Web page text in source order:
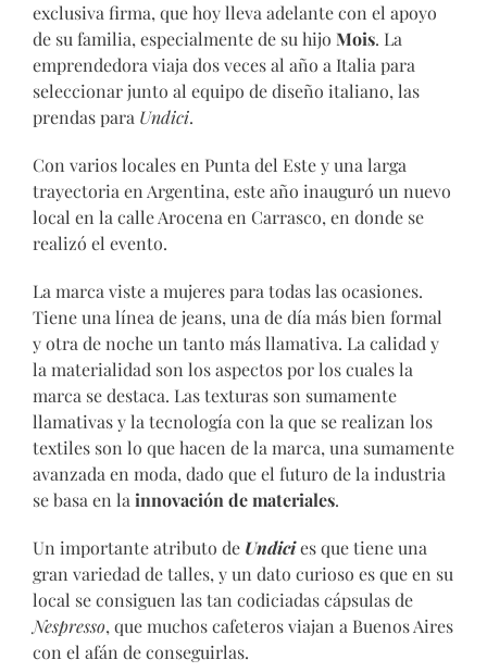
exclusiva firma, que hoy lleva adelante con el apoyo
de su familia, especialmente de su hijo Mois. La
emprendedora viaja dos veces al año a Italia para
seleccionar junto al equipo de diseño italiano, las
prendas para Undici.
Con varios locales en Punta del Este y una larga
trayectoria en Argentina, este año inauguró un nuevo
local en la calle Arocena en Carrasco, en donde se
realizó el evento.
La marca viste a mujeres para todas las ocasiones.
Tiene una línea de jeans, una de día más bien formal
y otra de noche un tanto más llamativa. La calidad y
la materialidad son los aspectos por los cuales la
marca se destaca. Las texturas son sumamente
llamativas y la tecnología con la que se realizan los
textiles son lo que hacen de la marca, una sumamente
avanzada en moda, dado que el futuro de la industria
se basa en la innovación de materiales.
Un importante atributo de Undicies que tiene una
gran variedad de talles, y un dato curioso es que en su
local se consiguen las tan codiciadas cápsulas de
Nespresso, que muchos cafeteros viajan a Buenos Aires
con el afán de conseguirlas.